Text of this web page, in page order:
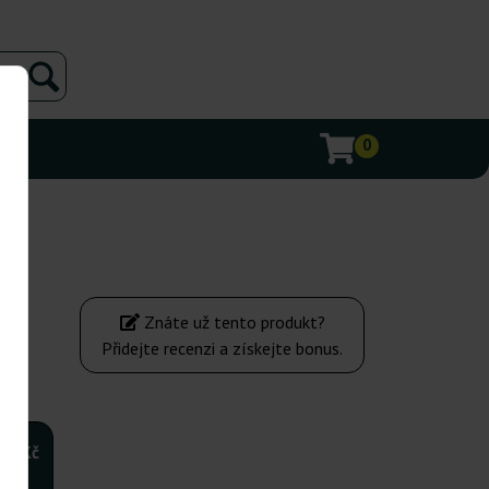
0
500Kč
Znáte už tento produkt?
Přidejte recenzi a získejte bonus.